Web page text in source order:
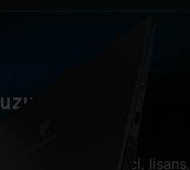
ekran kartı, işlemci, lisans,